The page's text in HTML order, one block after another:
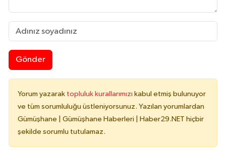
Gönder
Yorum yazarak topluluk kurallarımızı kabul etmiş bulunuyor
ve tüm sorumluluğu üstleniyorsunuz. Yazılan yorumlardan
Gümüşhane | Gümüşhane Haberleri | Haber29.NET hiçbir
şekilde sorumlu tutulamaz.